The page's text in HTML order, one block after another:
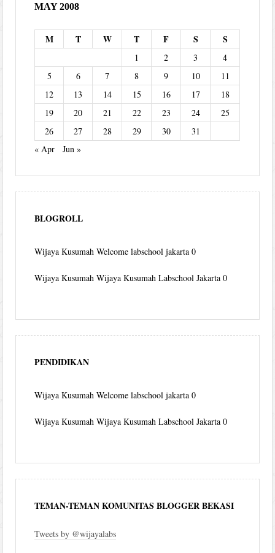
MAY 2008
M T W T F S S
1 2 3
4
5
6 7 8 9 10
11
12
13 14 15 16 17
18
19
20 21 22 23 24
25
26
27 28 29 30
31
« Apr
Jun »
BLOGROLL
Wijaya Kusumah Welcome labschool jakarta 0
Wijaya Kusumah Wijaya Kusumah Labschool Jakarta 0
PENDIDIKAN
Wijaya Kusumah Welcome labschool jakarta 0
Wijaya Kusumah Wijaya Kusumah Labschool Jakarta 0
TEMAN-TEMAN KOMUNITAS BLOGGER BEKASI
Tweets by @wijayalabs